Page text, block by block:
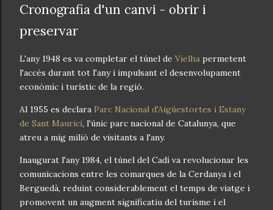
Cronografia d'un canvi - obrir i
preservar
L'any 1948 es va completar el túnel de Vielha permetent
l'accés durant tot l'any i impulsant el desenvolupament
econòmic i turístic de la regió.
Al 1955 es declara Parc Nacional d'Aigüestortes i Estany
de Sant Maurici, l'únic parc nacional de Catalunya, que
atreu a mig milió de visitants a l'any.
Inaugurat l'any 1984, el túnel del Cadí va revolucionar les
comunicacions entre les comarques de la Cerdanya i el
Berguedà, reduint considerablement el temps de viatge i
promovent un augment significatiu del turisme i el